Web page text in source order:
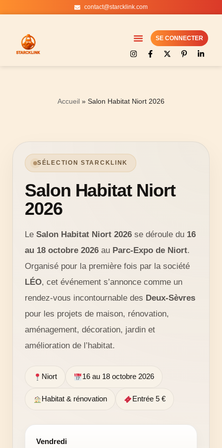
contenu
contact@starcklink.com
SE CONNECTER
Accueil » Salon Habitat Niort 2026
SÉLECTION STARCKLINK
Salon Habitat Niort
2026
Le Salon Habitat Niort 2026 se déroule du 16
au 18 octobre 2026 au Parc-Expo de Niort.
Organisé pour la première fois par la société
LÉO, cet événement s’annonce comme un
rendez-vous incontournable des Deux-Sèvres
pour les projets de maison, rénovation,
aménagement, décoration, jardin et
amélioration de l’habitat.
Niort 16 au 18 octobre 2026
Habitat & rénovation Entrée 5 €
Vendredi